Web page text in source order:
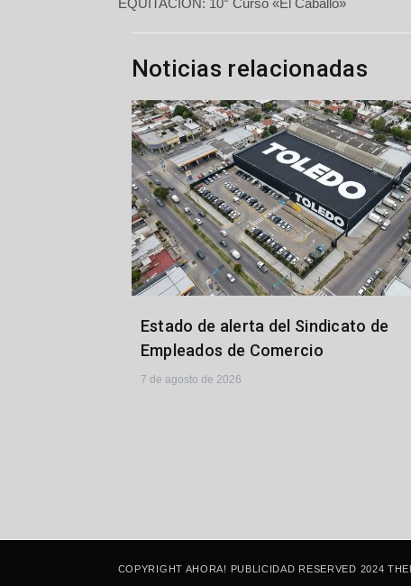
de
entradas
EQUITACIÓN: 10° Curso «El Caballo»
Noticias relacionadas
Estado de alerta del Sindicato de
Empleados de Comercio
7 de agosto de 2026
COPYRIGHT AHORA! PUBLICIDAD RESERVED 2024